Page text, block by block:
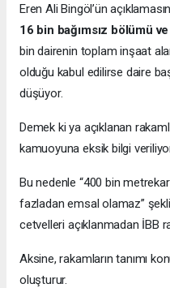
Eren Ali Bingöl’ün
16 bin bağımsız bölümü
bin dairenin toplam inşaat
olduğu kabul edilirse daire
düşüyor.
Demek ki ya açıklanan
kamuoyuna eksik bilgi
Bu nedenle “400 bin
fazladan emsal olamaz”
cetvelleri açıklanmadan İBB
Aksine, rakamların tanımı
oluşturur.